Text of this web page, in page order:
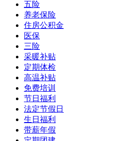
五险
养老保险
住房公积金
医保
三险
采暖补贴
定期体检
高温补贴
免费培训
节日福利
法定节假日
生日福利
带薪年假